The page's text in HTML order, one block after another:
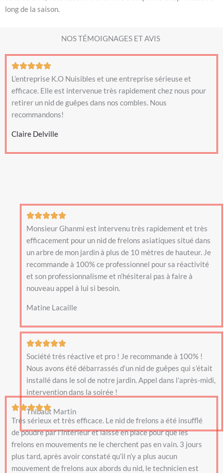
long de la saison.
NOS TÉMOIGNAGES ET AVIS
L’entreprise K.O Nuisibles et une entreprise sérieuse et
efficace. Elle est intervenue très rapidement chez nous pour
retirer un nid de guêpes dans nos combles. Nous
recommandons!
Claire Delville
Monsieur Ghanmi est intervenu très rapidement et très
efficacement pour un nid de frelons asiatiques situé dans
un arbre de mon jardin à plus de 10 mètres de hauteur. Je
recommande à 100% ce professionnel pour sa réactivité
et son professionnalisme et n’hésiterai pas à faire à
nouveau appel à lui si besoin.
Matine Lacaille
Société très réactive et pro ! Je recommande à 100% !
Nous avons été débarrassés d’un nid de guêpes qui s’était
installé dans le sol de notre jardin. Appel dans l’après-midi,
intervention dans la soirée !
Thibaut Martin
Très sérieux et très efficace. Le nid de frelons a été insufflé
de poudre par l’intérieur et laissé en place pour que les
frelons en mouvements ne le cherchent pas en vain. 3 jours
plus tard, après avoir constaté qu’il n’y a plus aucun
mouvement de frelons aux abords du nid, le technicien est